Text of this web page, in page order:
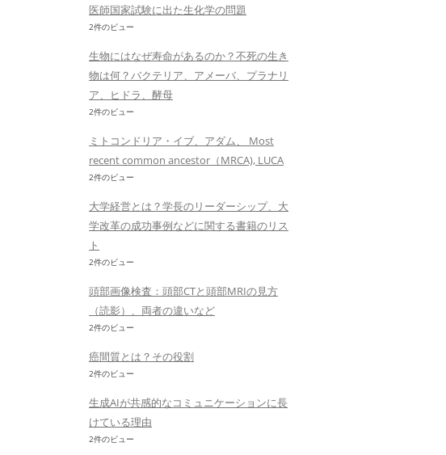
医師国家試験に出た生化学の問題
2件のビュー
生物にはなぜ寿命があるのか？不死の生き
物は何？バクテリア、アメーバ、プラナリ
ア、ヒドラ、酵母
2件のビュー
ミトコンドリア・イブ、アダム、 Most
recent common ancestor（MRCA), LUCA
2件のビュー
大学経営とは？学長のリーダーシップ、大
学改革の成功事例などに関する書籍のリス
ト
2件のビュー
頭部画像検査：頭部CTと頭部MRIの見方
（読影）、両者の違いなど
2件のビュー
癌間質とは？その役割
2件のビュー
生成AIが共感的なコミュニケーションに長
けている理由
2件のビュー